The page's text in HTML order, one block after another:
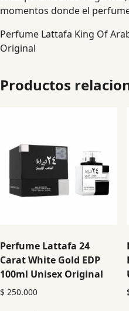
momentos donde el
Perfume Lattafa King Of
Original
Productos
Perfume Lattafa 24
Carat White Gold EDP
100ml Unisex Original
$ 250.000